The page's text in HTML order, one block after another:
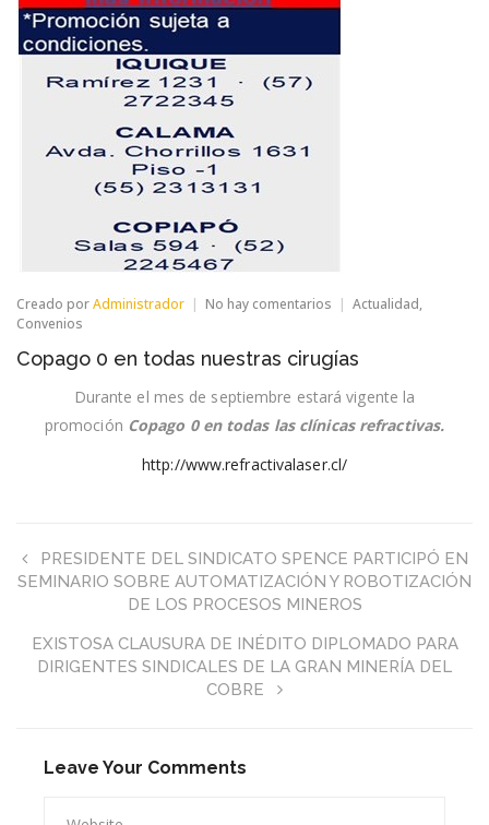
Creado porAdministrador No hay comentarios en
en
nuestras
Actualidad,
Convenios
Copago 0 en todas nuestras cirugías
Durante el mes de septiembre estará vigente la
promoción Copago 0 en todas las clínicas refractivas.
http://www.refractivalaser.cl/
PRESIDENTE DEL SINDICATO SPENCE PARTICIPÓ EN
SEMINARIO SOBRE AUTOMATIZACIÓN Y ROBOTIZACIÓN
DE LOS PROCESOS MINEROS
EXISTOSA CLAUSURA DE INÉDITO DIPLOMADO PARA
DIRIGENTES SINDICALES DE LA GRAN MINERÍA DEL
COBRE
Leave Your Comments